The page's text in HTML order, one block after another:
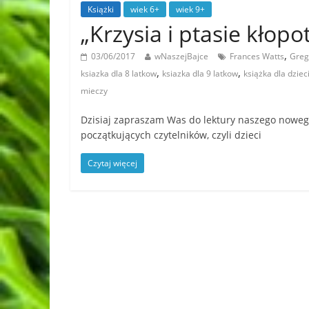
Książki wiek 6+ wiek 9+
„Krzysia i ptasie
03/06/2017 wNaszejBajce Frances Watts,
ksiazka dla 8 latkow, ksiazka dla 9 latkow, książka dla dzieci
mieczy
Dzisiaj zapraszam Was do lektury naszego
początkujących czytelników, czyli dzieci
Czytaj więcej